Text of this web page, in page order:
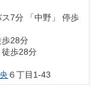
ス7分 「中野」 停歩
歩28分
徒歩28分
６丁目1-43